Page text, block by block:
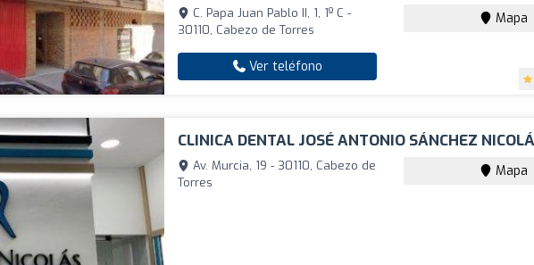
C. Papa Juan Pablo II, 1, 1º C -
30110, Cabezo de Torres
Mapa
Ver teléfono
CLINICA DENTAL JOSÉ ANTONIO SÁNCHEZ
Av. Murcia, 19 - 30110, Cabezo de
Torres
Mapa